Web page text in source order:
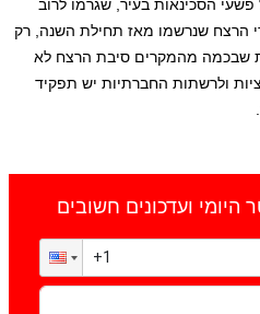
הסכינאות בעיר, שגרמו לרוב
בעיר. באשר ל-46 מקרי הרצח שנרשמו מאז תחילת השנה, רק
שבכמה מהמקרים סיבת הרצח לא
ולרשתות החברתיות יש תפקיד
ועדכונים חשובים